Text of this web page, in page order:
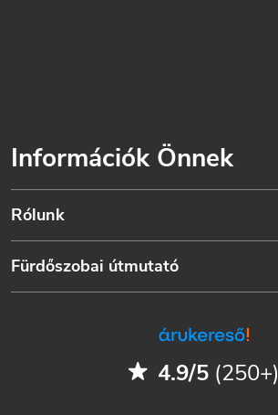
Információk Önnek
Rólunk
Fürdőszobai útmutató
4.9/5 (250+)